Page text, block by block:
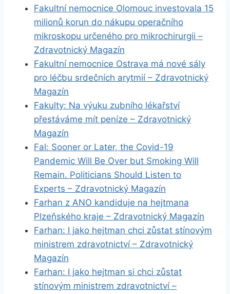
Fakultní nemocnice Olomouc investovala 15
milionů korun do nákupu operačního
mikroskopu určeného pro mikrochirurgii –
Zdravotnický Magazín
Fakultní nemocnice Ostrava má nové sály
pro léčbu srdečních arytmií – Zdravotnický
Magazín
Fakulty: Na výuku zubního lékařství
přestáváme mít peníze – Zdravotnický
Magazín
Fal: Sooner or Later, the Covid-19
Pandemic Will Be Over but Smoking Will
Remain. Politicians Should Listen to
Experts – Zdravotnický Magazín
Farhan z ANO kandiduje na hejtmana
Plzeňského kraje – Zdravotnický Magazín
Farhan: I jako hejtman chci zůstat stínovým
ministrem zdravotnictví – Zdravotnický
Magazín
Farhan: I jako hejtman si chci zůstat
stínovým ministrem zdravotnictví –